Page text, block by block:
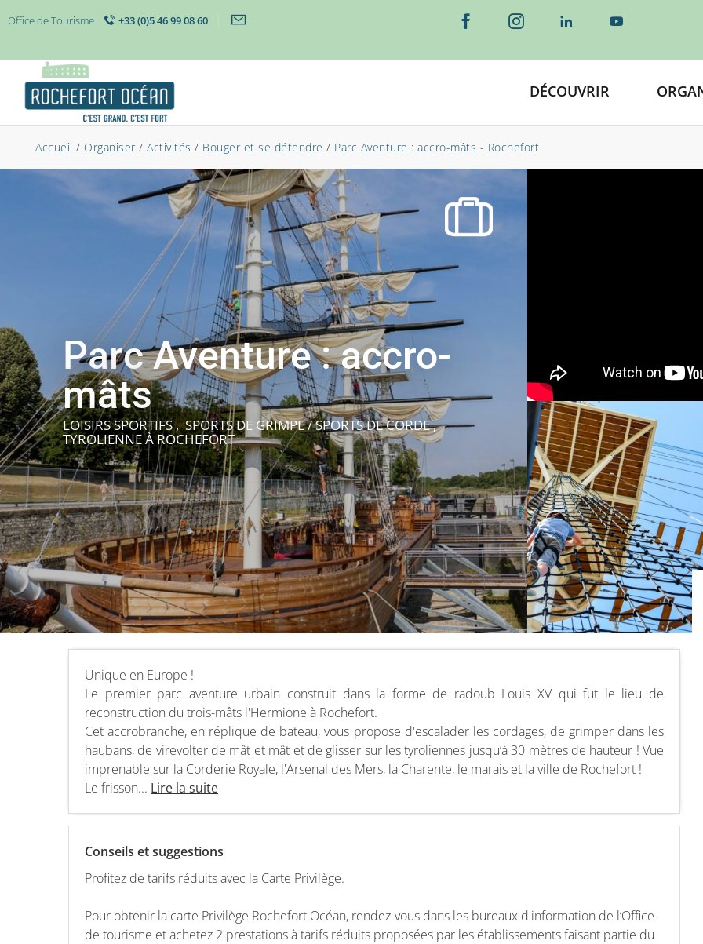
Office de Tourisme +33 (0)5 46 99 08 60
DÉCOUVRIR
Accueil / Organiser / Activités / Bouger et se détendre / Parc Aventure : accro-mâts - Rochefort
Parc Aventure : accro-
mâts
LOISIRS SPORTIFS , SPORTS DE GRIMPE / SPORTS DE CORDE ,
TYROLIENNEÀ ROCHEFORT
Unique en Europe !
Le premier parc aventure urbain construit dans la forme de radoub Louis XV qui fut le lieu de
reconstruction du trois-mâts l'Hermione à Rochefort.
Cet accrobranche, en réplique de bateau, vous propose d'escalader les cordages, de grimper dans les
haubans, de virevolter de mât et mât et de glisser sur les tyroliennes jusqu’à 30 mètres de hauteur ! Vue
imprenable sur la Corderie Royale, l'Arsenal des Mers, la Charente, le marais et la ville de Rochefort !
Le frisson... Lire la suite
Conseils et suggestions
Profitez de tarifs réduits avec la Carte Privilège.
Pour obtenir la carte Privilège Rochefort Océan, rendez-vous dans les bureaux d'information de l’Office
de tourisme et achetez 2 prestations à tarifs réduits proposées par les établissements faisant partie du